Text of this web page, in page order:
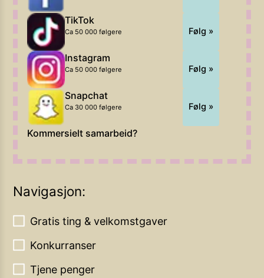
TikTok
Ca 50 000 følgere Følg »
Instagram
Ca 50 000 følgere Følg »
Snapchat
Ca 30 000 følgere Følg »
Kommersielt samarbeid?
Navigasjon:
Gratis ting & velkomstgaver
Konkurranser
Tjene penger